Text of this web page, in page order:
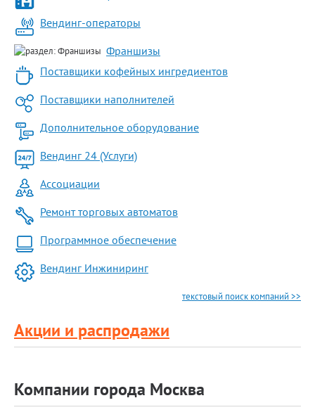
Вендинг-операторы
Франшизы
Поставщики кофейных ингредиентов
Поставщики наполнителей
Дополнительное оборудование
Вендинг 24 (Услуги)
Ассоциации
Ремонт торговых автоматов
Программное обеспечение
Вендинг Инжиниринг
текстовый поиск компаний >>
Акции и распродажи
Компании города Москва